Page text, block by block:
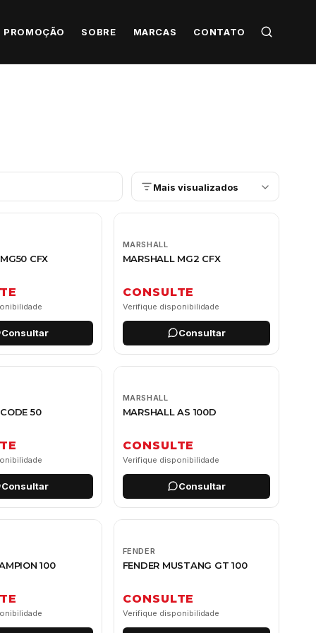
PROMOÇÃO SOBRE MARCAS CONTATO
Mais visualizados
CFX
Consultar
MARSHALL
MARSHALL MG2 CFX
CONSULTE
Verifique disponibilidade
Consultar
50
Consultar
MARSHALL
MARSHALL AS 100D
CONSULTE
Verifique disponibilidade
Consultar
100
FENDER
FENDER MUSTANG GT 100
CONSULTE
Verifique disponibilidade